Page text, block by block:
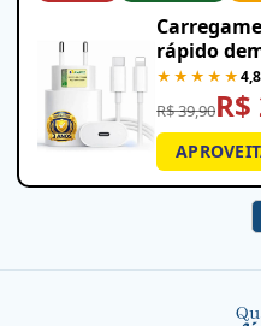
rápido
★★★★★4,8
R$ 39,90R$